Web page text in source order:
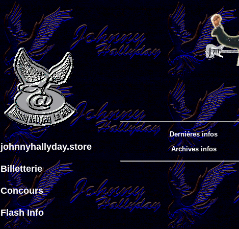
Derniéres infos
Archives infos
johnnyhallyday.store
Billetterie
Concours
Flash Info